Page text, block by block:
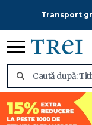
Transport